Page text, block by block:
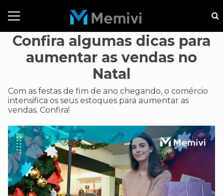
Confira algumas dicas para
aumentar as vendas no
Natal
Com as festas de fim de ano chegando, o comércio
intensifica os seus estoques para aumentar as
vendas. Confira!